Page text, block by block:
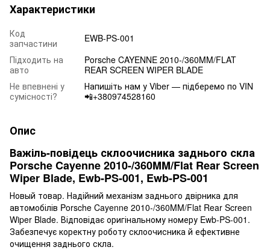
Характеристики
Код
запчастини
EWB-PS-001
Підходить на
авто
Porsche CAYENNE 2010-/360MM/FLAT
REAR SCREEN WIPER BLADE
Не впевнені у
сумісності?
Напишіть нам у Viber — підберемо по VIN
📲+380974528160
Опис
Важіль-повідець склоочисника заднього скла
Porsche Cayenne 2010-/360MM/Flat Rear Screen
Wiper Blade, Ewb-PS-001, Ewb-PS-001
Новый товар. Надійний механізм заднього двірника для
автомобілів Porsche Cayenne 2010-/360MM/Flat Rear Screen
Wiper Blade. Відповідає оригінальному номеру Ewb-PS-001.
Забезпечує коректну роботу склоочисника й ефективне
очищення заднього скла.